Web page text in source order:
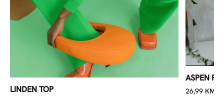
LINDEN TOP
ASPEN
26,99 KM